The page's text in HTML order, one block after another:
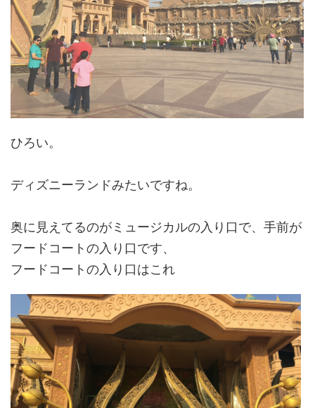
ひろい。
ディズニーランドみたいですね。
奥に見えてるのがミュージカルの入り口で、手前が
フードコートの入り口です、
フードコートの入り口はこれ